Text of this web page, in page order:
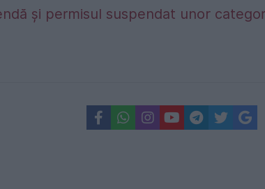
și permisul suspendat unor